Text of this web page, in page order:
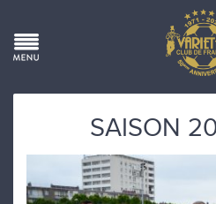
SAISON